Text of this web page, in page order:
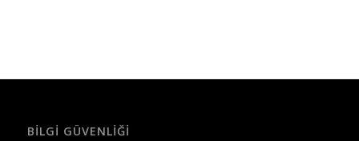
BILGI GÜVENLIĞI